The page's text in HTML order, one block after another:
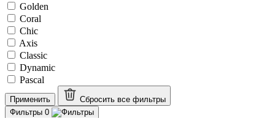
Golden
Coral
Chic
Axis
Classic
Dynamic
Pascal
Применить Сбросить все фильтры
Фильтры 0